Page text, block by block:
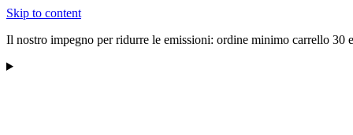
Skip to content
Il nostro impegno per ridurre le emissioni: ordine minimo carrello 30